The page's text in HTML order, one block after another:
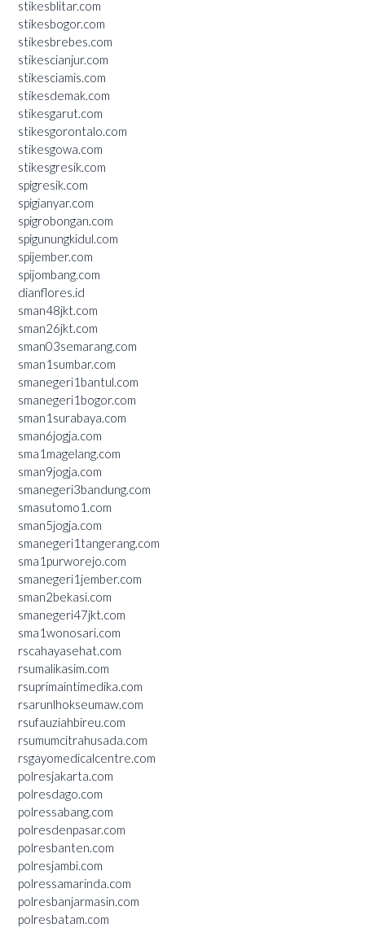
stikesblitar.com
stikesbogor.com
stikesbrebes.com
stikescianjur.com
stikesciamis.com
stikesdemak.com
stikesgarut.com
stikesgorontalo.com
stikesgowa.com
stikesgresik.com
spigresik.com
spigianyar.com
spigrobongan.com
spigunungkidul.com
spijember.com
spijombang.com
dianflores.id
sman48jkt.com
sman26jkt.com
sman03semarang.com
sman1sumbar.com
smanegeri1bantul.com
smanegeri1bogor.com
sman1surabaya.com
sman6jogja.com
sma1magelang.com
sman9jogja.com
smanegeri3bandung.com
smasutomo1.com
sman5jogja.com
smanegeri1tangerang.com
sma1purworejo.com
smanegeri1jember.com
sman2bekasi.com
smanegeri47jkt.com
sma1wonosari.com
rscahayasehat.com
rsumalikasim.com
rsuprimaintimedika.com
rsarunlhokseumaw.com
rsufauziahbireu.com
rsumumcitrahusada.com
rsgayomedicalcentre.com
polresjakarta.com
polresdago.com
polressabang.com
polresdenpasar.com
polresbanten.com
polresjambi.com
polressamarinda.com
polresbanjarmasin.com
polresbatam.com